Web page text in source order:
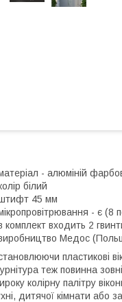
- алюміній
білий
45 мм
- є (8
комплект входить 2
Медос
пластикові
теж повинна
колірну палітру
дитячої кімнати або